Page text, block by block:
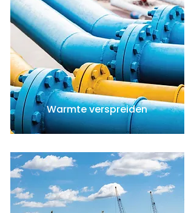
Warmte verspreiden